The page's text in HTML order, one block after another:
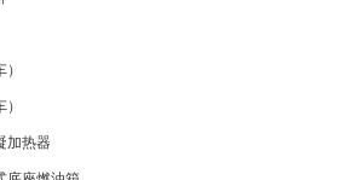
加热器